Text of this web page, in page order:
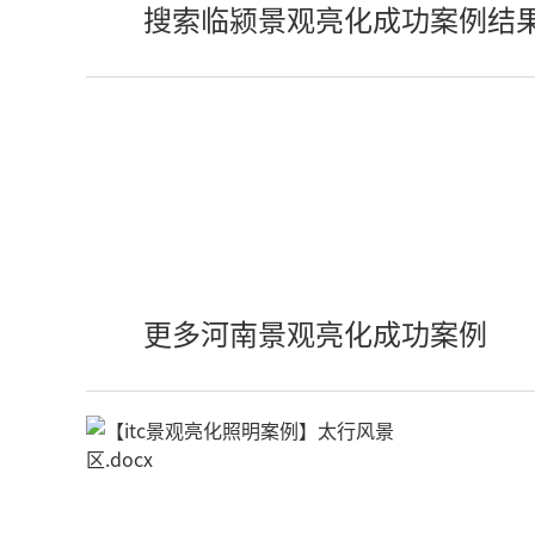
搜索临颍景观亮化成功案例结
更多河南景观亮化成功案例